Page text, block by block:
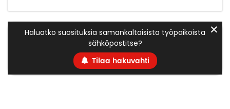
Haluatko suosituksia samankaltaisista työpaikoista
sähköpostitse?
Tilaa hakuvahti
✕